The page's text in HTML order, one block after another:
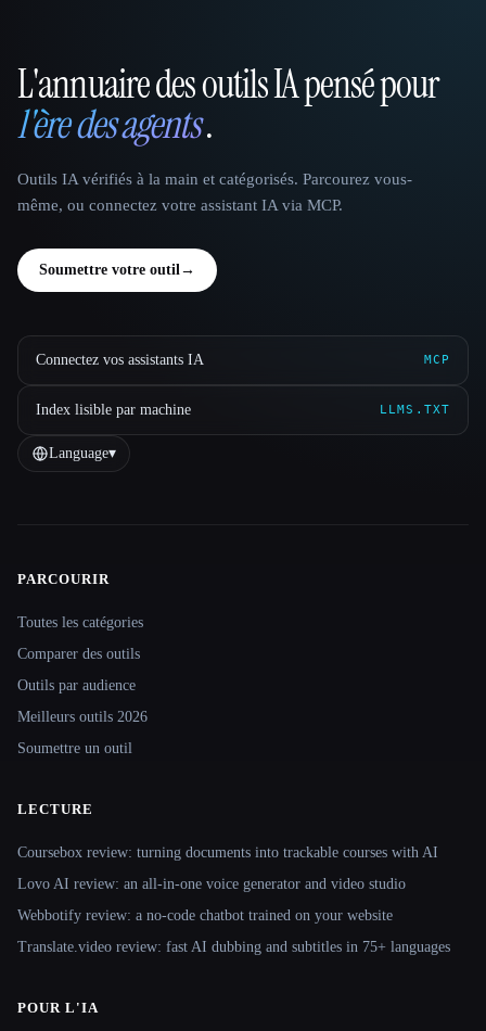
That AI Collection
L'annuaire des outils IA pensé pour
l'ère des agents.
Outils IA vérifiés à la main et catégorisés. Parcourez vous-
même, ou connectez votre assistant IA via MCP.
Soumettre votre outil→
Connectez vos assistants IA MCP
Index lisible par machine LLMS.TXT
Language▾
Site navigation
PARCOURIR
Toutes les catégories
Comparer des outils
Outils par audience
Meilleurs outils 2026
Soumettre un outil
LECTURE
Coursebox review: turning documents into trackable courses with AI
Lovo AI review: an all-in-one voice generator and video studio
Webbotify review: a no-code chatbot trained on your website
Translate.video review: fast AI dubbing and subtitles in 75+ languages
POUR L'IA